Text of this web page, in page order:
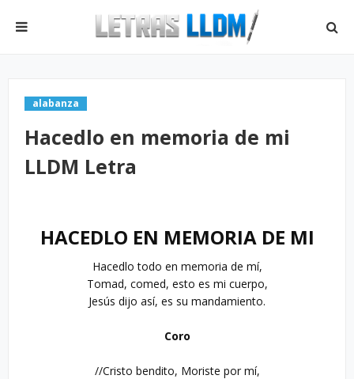
alabanza
Hacedlo en memoria de mi
LLDM Letra
HACEDLO EN MEMORIA DE MI
Hacedlo todo en memoria de mí,
Tomad, comed, esto es mi cuerpo,
Jesús dijo así, es su mandamiento.
Coro
//Cristo bendito, Moriste por mí,